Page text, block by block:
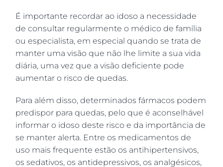
É importante recordar ao idoso a necessidade
de consultar regularmente o médico de família
ou especialista, em especial quando se trata de
manter uma visão que não lhe limite a sua vida
diária, uma vez que a visão deficiente pode
aumentar o risco de quedas.
Para além disso, determinados fármacos podem
predispor para quedas, pelo que é aconselhável
informar o idoso deste risco e da importância de
se manter alerta. Entre os medicamentos de
uso mais frequente estão os antihipertensivos,
os sedativos, os antidepressivos, os analgésicos,